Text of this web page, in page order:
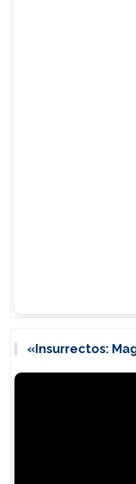
«Insurrectos: